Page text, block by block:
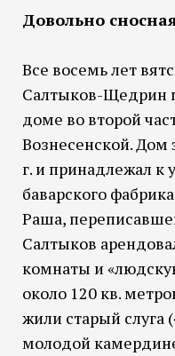
Довольно
Все восемь лет
Салтыков-Щедрин
доме во второй
Вознесенской. Дом
г. и принадлежал к
баварского
Раша,
Салтыков
комнаты и
около 120 кв.
жили старый слуга
молодой